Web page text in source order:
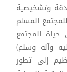
وتشخيصية
المسلم
المجتمع
وآله وسلم)
إلى تطور